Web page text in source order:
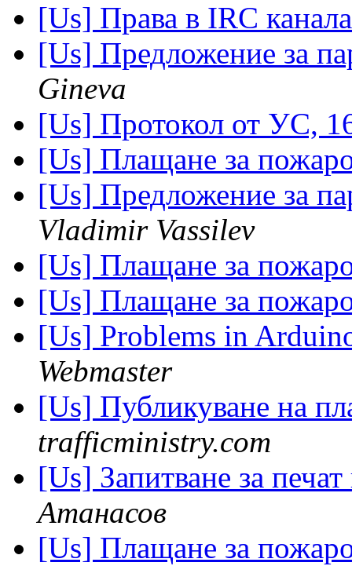
[Us] Права в IRC
[Us] Предложение за
Gineva
[Us] Протокол от УС,
[Us] Плащане за
[Us] Предложение за
Vladimir Vassilev
[Us] Плащане за
[Us] Плащане за
[Us] Problems in
Webmaster
[Us] Публикуване на
trafficministry.com
[Us] Запитване за
Атанасов
[Us] Плащане за